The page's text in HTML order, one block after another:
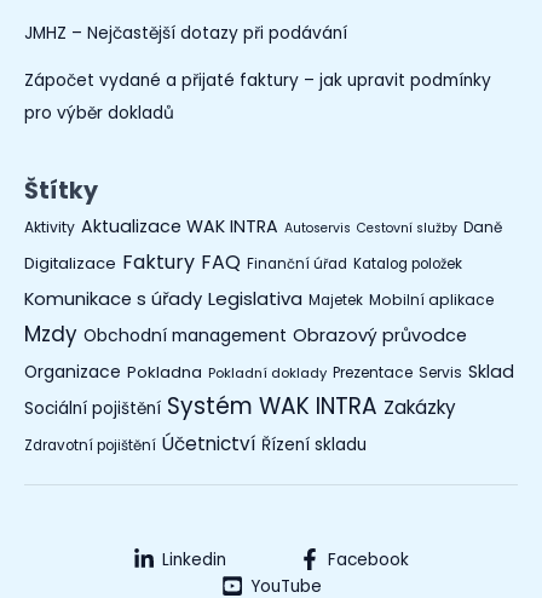
JMHZ – Nejčastější dotazy při podávání
Zápočet vydané a přijaté faktury – jak upravit podmínky
pro výběr dokladů
Štítky
Aktivity Aktualizace WAK INTRA Autoservis Cestovní služby Daně
Digitalizace Faktury FAQ Finanční úřad Katalog položek
Komunikace s úřady Legislativa Majetek Mobilní aplikace
Mzdy Obchodní management Obrazový průvodce
Organizace Pokladna Pokladní doklady Prezentace Servis Sklad
Sociální pojištění Systém WAK INTRA Zakázky
Zdravotní pojištění Účetnictví Řízení skladu
Linkedin
Facebook
YouTube